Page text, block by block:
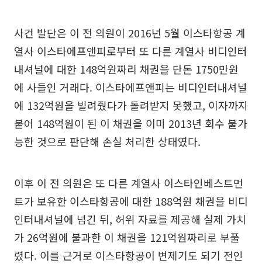
사건 발단은 이 전 의원이 2016년 5월 이스타항공 계
열사 이스타에프앤피로부터 또 다른 계열사 비디인터
내셔널에 대한 148억원짜리 채권을 단돈 1750만원
에 사들인 거래다. 이스타에프앤피는 비디인터내셔널
에 132억원을 빌려줬다가 돌려받지 못했고, 이자까지
붙어 148억원이 된 이 채권을 이미 2013년 회수 불가
능한 것으로 판단해 손실 처리한 상태였다.
이후 이 전 의원은 또 다른 계열사 이스타인베스트먼
트가 보유한 이스타항공에 대한 188억원 채권을 비디
인터내셔널에 넘긴 뒤, 허위 자료를 제공해 실제 가치
가 26억원에 불과한 이 채권을 121억원짜리로 부풀
렸다. 이를 근거로 이스타항공이 변제기도 되기 전인